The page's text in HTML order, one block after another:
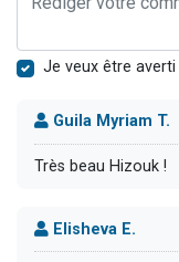
Je veux être
Guila Myriam T.
Très beau Hizouk !
Elisheva E.